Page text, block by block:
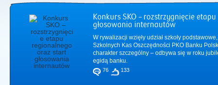
Konkurs SKO – rozstrzygnięcie
głosowania internautów
W rywalizacji wzięły udział szkoły
Szkolnych Kas Oszczędności PKO Banku
charakter szczególny – odbywa się w roku
egidą banku.
76 133